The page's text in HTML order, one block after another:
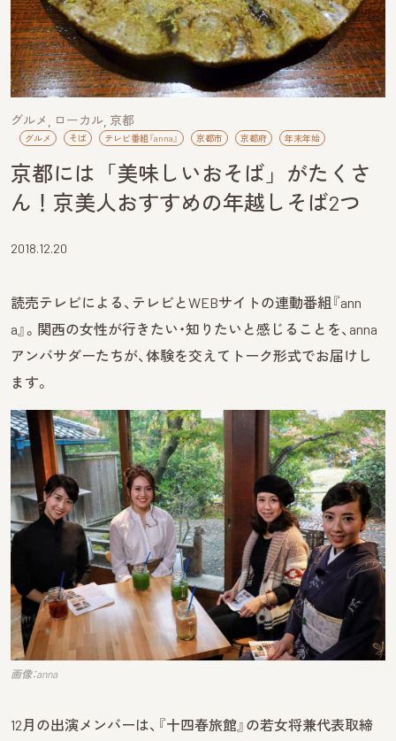
グルメ ローカル 京都
グルメ そば テレビ番組『anna』 京都市 京都府 年末年始
京都には「美味しいおそば」がたくさ
ん！京美人おすすめの年越しそば2つ
2018.12.20
読売テレビによる、テレビとWEBサイトの連動番組『ann
a』。関西の女性が行きたい・知りたいと感じることを、anna
アンバサダーたちが、体験を交えてトーク形式でお届けし
ます。
画像：anna
12月の出演メンバーは、『十四春旅館』の若女将兼代表取締